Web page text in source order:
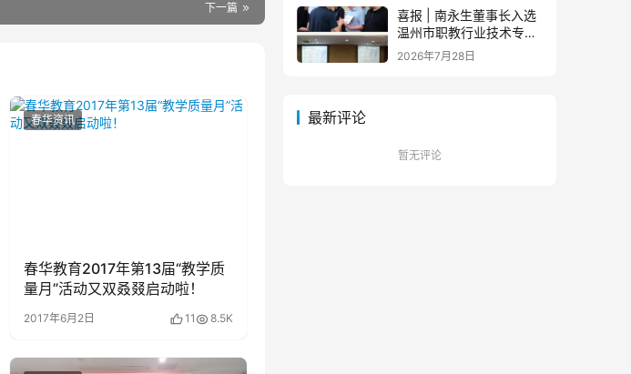
下一篇
春华资讯
春华教育2017年第13届“教学质
量月”活动又双叒叕启动啦！
2017年6月2日 11 8.5K
喜报 | 南永生董事长入选
温州市职教行业技术专家
库！
2026年7月28日
最新评论
暂无评论